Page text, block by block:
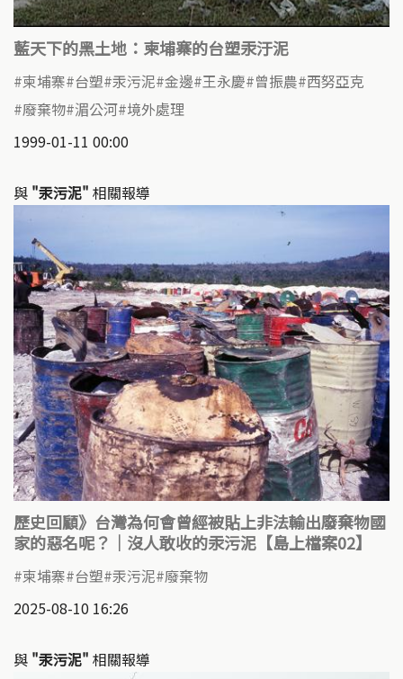
藍天下的黑土地：柬埔寨的台塑汞汙泥
柬埔寨 台塑 汞污泥 金邊 王永慶 曾振農 西努亞克
廢棄物 湄公河 境外處理
1999-01-11 00:00
與 "汞污泥" 相關報導
歷史回顧》台灣為何會曾經被貼上非法輸出廢棄物國
家的惡名呢？｜沒人敢收的汞污泥【島上檔案02】
柬埔寨 台塑 汞污泥 廢棄物
2025-08-10 16:26
與 "汞污泥" 相關報導